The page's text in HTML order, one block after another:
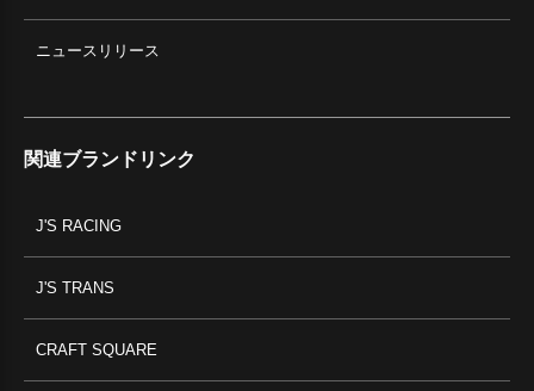
ニュースリリース
関連ブランドリンク
J'S RACING
J'S TRANS
CRAFT SQUARE